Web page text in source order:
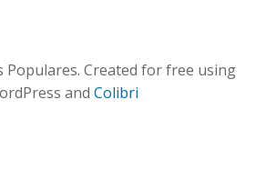
Populares. Created for free using
and Colibri